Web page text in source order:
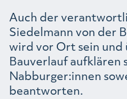
Auch der
Siedelmann von der
wird vor Ort sein und
Bauverlauf aufklären
Nabburger:innen
beantworten.